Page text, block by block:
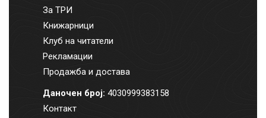
За ТРИ
Книжарници
Клуб на читатели
Рекламации
Продажба и достава
Даночен број: 4030999383158
Контакт